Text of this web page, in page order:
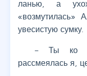
ланью, а
«возмутилась»
увесистую сумку.
– Ты ко
рассмеялась я,